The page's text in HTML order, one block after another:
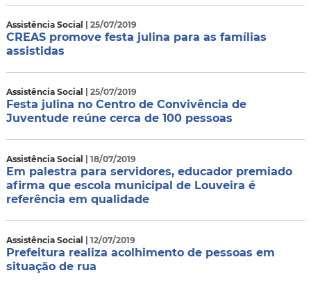
Assistência Social | 25/07/2019
CREAS promove festa julina para as famílias
assistidas
Assistência Social | 25/07/2019
Festa julina no Centro de Convivência de
Juventude reúne cerca de 100 pessoas
Assistência Social | 18/07/2019
Em palestra para servidores, educador premiado
afirma que escola municipal de Louveira é
referência em qualidade
Assistência Social | 12/07/2019
Prefeitura realiza acolhimento de pessoas em
situação de rua